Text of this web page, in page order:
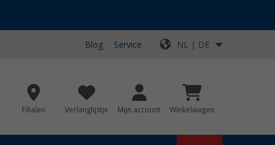
Blog Service NL | DE
Filialen Verlanglijstje Mijn account Winkelwagen